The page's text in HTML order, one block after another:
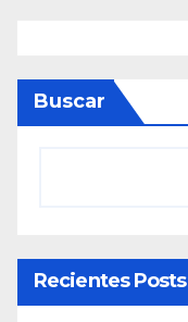
Buscar
Recientes Posts